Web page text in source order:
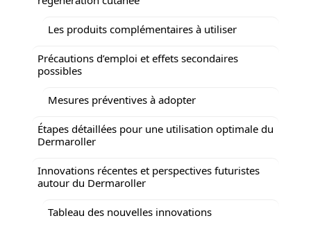
Les produits complémentaires à utiliser
Précautions d’emploi et effets secondaires
possibles
Mesures préventives à adopter
Étapes détaillées pour une utilisation optimale du
Dermaroller
Innovations récentes et perspectives futuristes
autour du Dermaroller
Tableau des nouvelles innovations